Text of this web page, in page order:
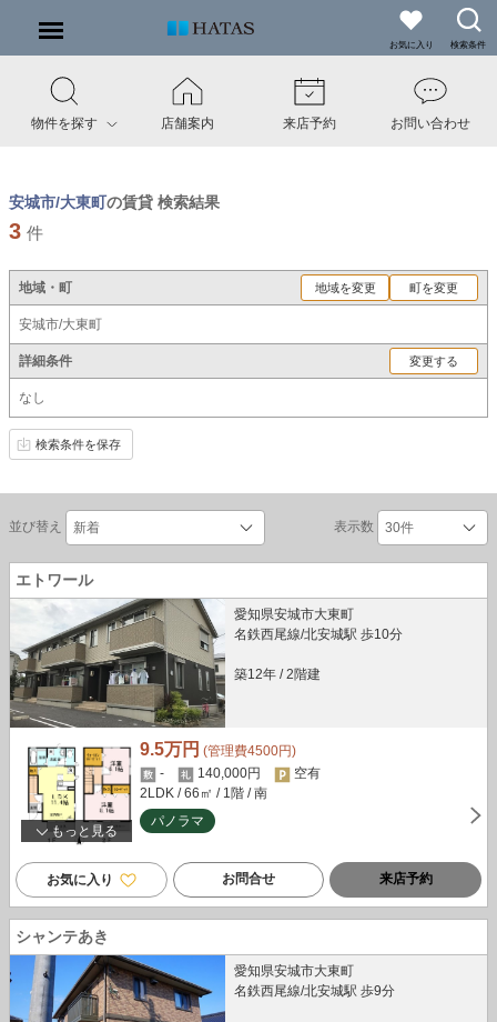
お気に入り 検索条件
物件を探す 店舗案内 来店予約 お問い合わせ
安城市/大東町の賃貸 検索結果
3 件
地域・町 地域を変更 町を変更
安城市/大東町
詳細条件 変更する
なし
検索条件を保存
並び替え 表示数
エトワール
愛知県安城市大東町
名鉄西尾線/北安城駅 歩10分
築12年 / 2階建
もっと見る
9.5万円 (管理費4500円)
-
140,000円
空有
2LDK / 66㎡ / 1階 / 南
パノラマ
お気に入り お問合せ 来店予約
シャンテあき
愛知県安城市大東町
名鉄西尾線/北安城駅 歩9分